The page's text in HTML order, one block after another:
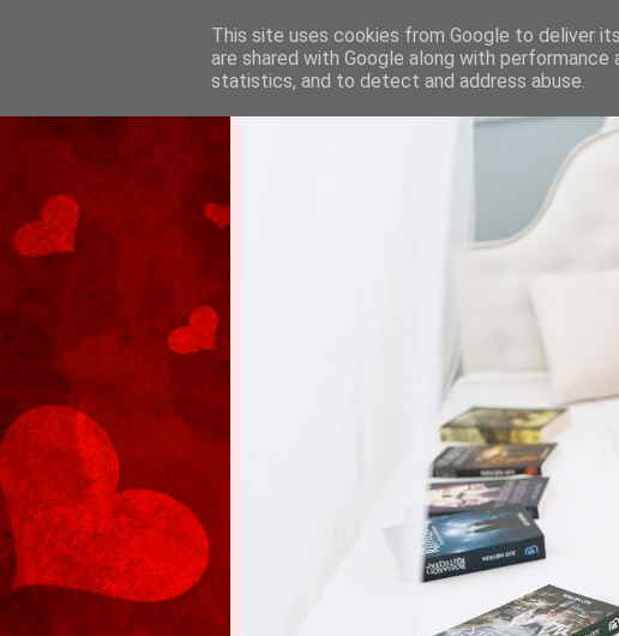
This site uses cookies from Google to deliver
are shared with Google along with
statistics, and to detect and address abuse.